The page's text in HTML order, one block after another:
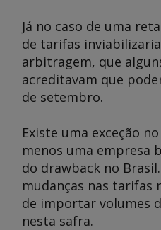
Já no caso de uma
de tarifas
arbitragem, que
acreditavam que
de setembro.
Existe uma exceção
menos uma empresa
do drawback no
mudanças nas tarifas
de importar volumes
nesta safra.